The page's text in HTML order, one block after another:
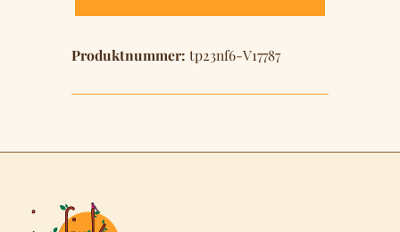
Produktnummer: tp23nf6-V17787